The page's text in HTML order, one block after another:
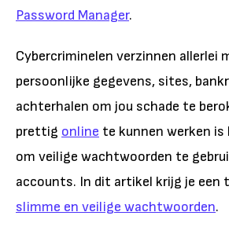
Password Manager.
Cybercriminelen verzinnen allerlei
persoonlijke gegevens, sites,
achterhalen om jou schade te
prettig online te kunnen werken
om veilige wachtwoorden te
accounts. In dit artikel krijg je een
slimme en veilige wachtwoorden.